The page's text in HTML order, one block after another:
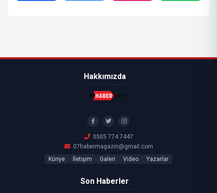
Hakkımızda
0505 774 7447
07habermagazin@gmail.com
Künye
İletişim Galeri Video Yazarlar
Son Haberler